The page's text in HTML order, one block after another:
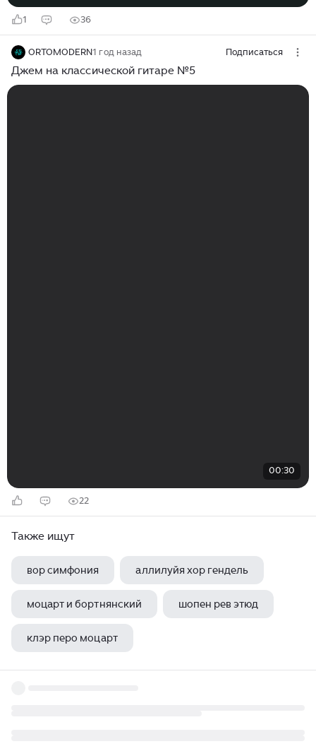
1 36
ORTOMODERN1 год назад Подписаться
Джем на классической гитаре №5
00:30
22
Также ищут
вор симфония аллилуйя хор гендель
моцарт и бортнянский шопен рев этюд
клэр перо моцарт